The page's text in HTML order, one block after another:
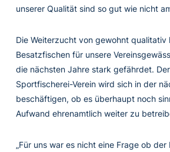
unserer Qualität sind so gut wie nicht
Die Weiterzucht von gewohnt qualitativ
Besatzfischen für unsere
die nächsten Jahre stark gefährdet.
Sportfischerei-Verein wird sich in der
beschäftigen, ob es überhaupt noch
Aufwand ehrenamtlich weiter zu
„Für uns war es nicht eine Frage ob der